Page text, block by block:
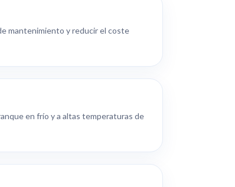
mantenimiento y reducir el coste
en frío y a altas temperaturas de